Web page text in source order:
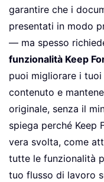
garantire che i
presentati in modo
— ma spesso
funzionalità Keep
puoi migliorare i
contenuto e
originale, senza il
spiega perché Keep
vera svolta, come
tutte le funzionalità
tuo flusso di lavoro